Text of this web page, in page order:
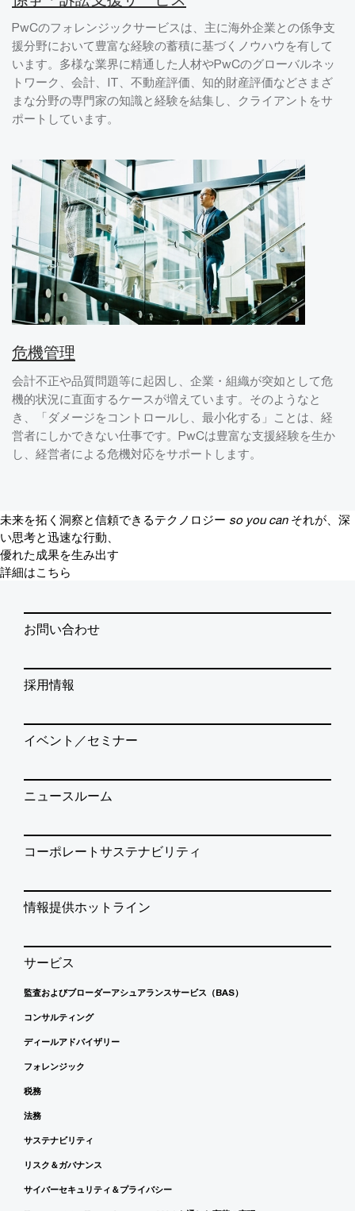
PwCのフォレンジックサービスは、主に海外企業との係争支
援分野において豊富な経験の蓄積に基づくノウハウを有して
います。多様な業界に精通した人材やPwCのグローバルネッ
トワーク、会計、IT、不動産評価、知的財産評価などさまざ
まな分野の専門家の知識と経験を結集し、クライアントをサ
ポートしています。
危機管理
会計不正や品質問題等に起因し、企業・組織が突如として危
機的状況に直面するケースが増えています。そのようなと
き、「ダメージをコントロールし、最小化する」ことは、経
営者にしかできない仕事です。PwCは豊富な支援経験を生か
し、経営者による危機対応をサポートします。
未来を拓く洞察と信頼できるテクノロジー so you can それが、深
い思考と迅速な行動、
優れた成果を生み出す
詳細はこちら
お問い合わせ
採用情報
イベント／セミナー
ニュースルーム
コーポレートサステナビリティ
情報提供ホットライン
サービス
監査およびブローダーアシュアランスサービス（BAS）
コンサルティング
ディールアドバイザリー
フォレンジック
税務
法務
サステナビリティ
リスク＆ガバナンス
サイバーセキュリティ＆プライバシー